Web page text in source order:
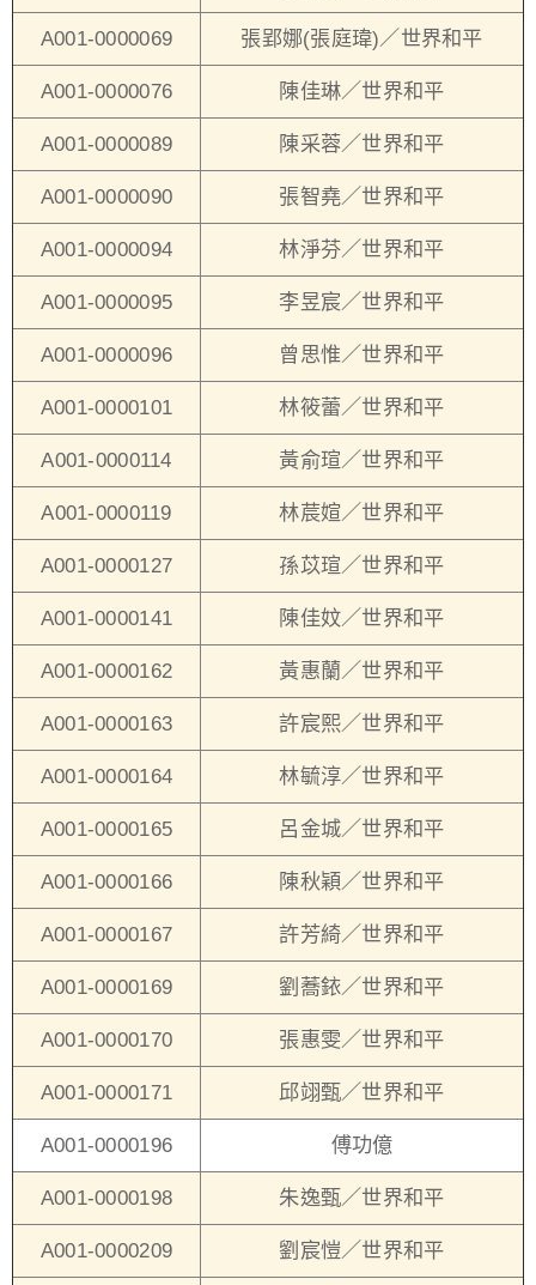
A001-0000069 張郢娜(張庭瑋)／世界和平
A001-0000076 陳佳琳／世界和平
A001-0000089 陳采蓉／世界和平
A001-0000090 張智堯／世界和平
A001-0000094 林淨芬／世界和平
A001-0000095 李昱宸／世界和平
A001-0000096 曾思惟／世界和平
A001-0000101 林筱蕾／世界和平
A001-0000114 黃俞瑄／世界和平
A001-0000119 林莀媗／世界和平
A001-0000127 孫苡瑄／世界和平
A001-0000141 陳佳妏／世界和平
A001-0000162 黃惠蘭／世界和平
A001-0000163 許宸熙／世界和平
A001-0000164 林毓淳／世界和平
A001-0000165 呂金城／世界和平
A001-0000166 陳秋穎／世界和平
A001-0000167 許芳綺／世界和平
A001-0000169 劉蕎銥／世界和平
A001-0000170 張惠雯／世界和平
A001-0000171 邱翊甄／世界和平
A001-0000196 傅功億
A001-0000198 朱逸甄／世界和平
A001-0000209 劉宸愷／世界和平